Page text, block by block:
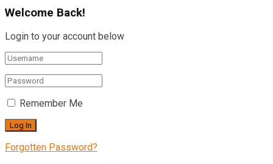
Welcome Back!
Login to your account below
Remember Me
Forgotten Password?